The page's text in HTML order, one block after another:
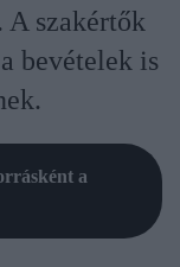
A szakértők
bevételek is
a